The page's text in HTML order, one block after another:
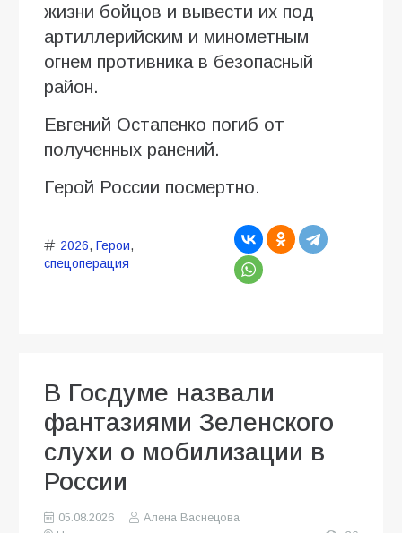
жизни бойцов и вывести их под
артиллерийским и минометным
огнем противника в безопасный
район.
Евгений Остапенко погиб от
полученных ранений.
Герой России посмертно.
2026, Герои,
спецоперация
В Госдуме назвали
фантазиями Зеленского
слухи о мобилизации в
России
05.08.2026
Алена Васнецова